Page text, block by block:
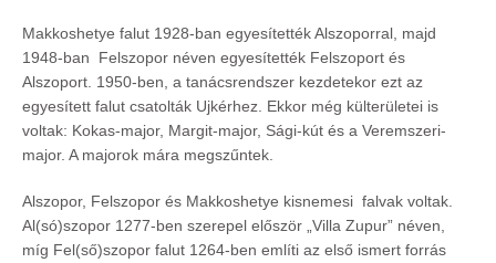
Makkoshetye falut 1928-ban egyesítették Alszoporral, majd
1948-ban Felszopor néven egyesítették Felszoport és
Alszoport. 1950-ben, a tanácsrendszer kezdetekor ezt az
egyesített falut csatolták Ujkérhez. Ekkor még külterületei is
voltak: Kokas-major, Margit-major, Sági-kút és a Veremszeri-
major. A majorok mára megszűntek.
Alszopor, Felszopor és Makkoshetye kisnemesi falvak voltak.
Al(só)szopor 1277-ben szerepel először „Villa Zupur” néven,
míg Fel(ső)szopor falut 1264-ben említi az első ismert forrás